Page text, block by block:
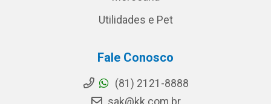
Utilidades e Pet
Fale Conosco
(81) 2121-8888